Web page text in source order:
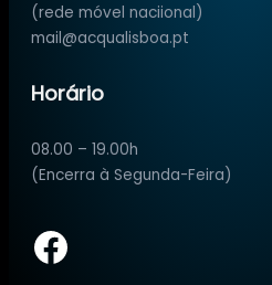
(rede móvel naciional)
mail@acqualisboa.pt
Horário
08.00 – 19.00h
(Encerra à Segunda-Feira)
Facebook